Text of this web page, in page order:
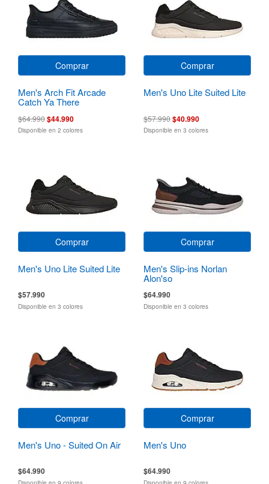
Comprar
Men's Arch Fit Arcade
Catch Ya There
$64.990$44.990
Disponible en 2 colores
Comprar
Men's Uno Lite Suited Lite
$57.990$40.990
Disponible en 3 colores
Comprar
Men's Uno Lite Suited Lite
$57.990
Disponible en 3 colores
Comprar
Men's Slip-ins Norlan
Alon'so
$64.990
Disponible en 3 colores
Comprar
Men's Uno - Suited On Air
$64.990
Comprar
Men's Uno
$64.990